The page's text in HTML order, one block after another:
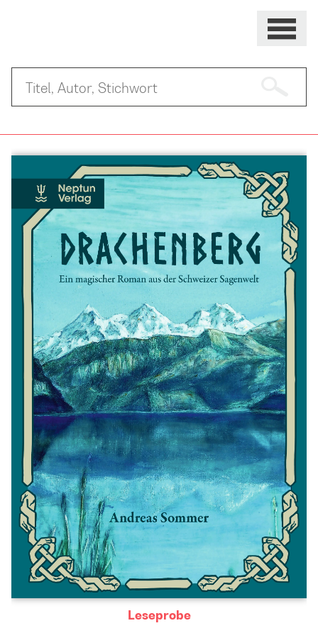
Leseprobe